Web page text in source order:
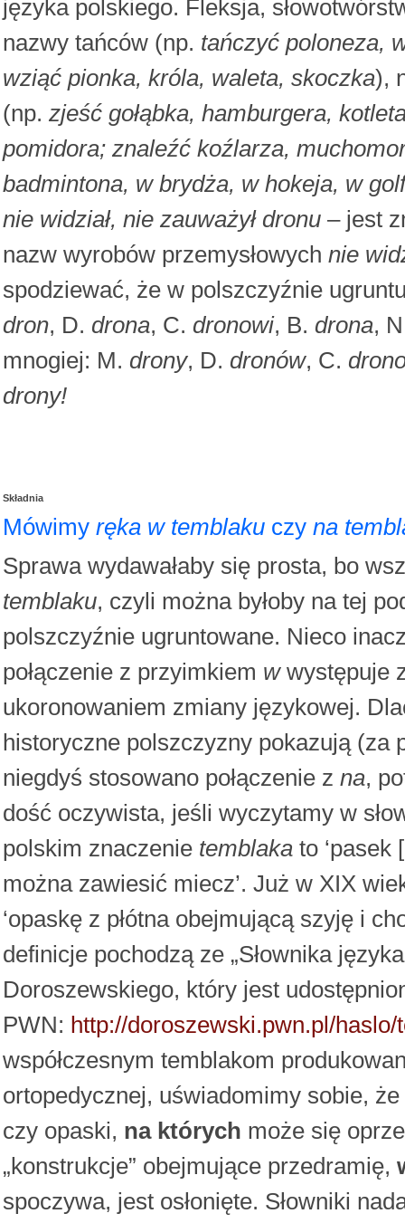
języka polskiego. Fleksja,
nazwy tańców (np. tańczyć poloneza,
wziąć pionka, króla, waleta, skoczka),
(np. zjeść gołąbka, hamburgera,
pomidora; znaleźć koźlarza,
badmintona, w brydża, w hokeja, w
nie widział, nie zauważył dronu – jest
nazw wyrobów przemysłowych nie
spodziewać, że w polszczyźnie
dron, D. drona, C. dronowi, B. drona,
mnogiej: M. drony, D. dronów, C.
drony!
Składnia
Mówimy ręka w temblaku czy na
Sprawa wydawałaby się prosta, bo
temblaku, czyli można byłoby na tej
polszczyźnie ugruntowane. Nieco
połączenie z przyimkiem wwystępuje
ukoronowaniem zmiany językowej.
historyczne polszczyzny pokazują (za
niegdyś stosowano połączenie z na,
dość oczywista, jeśli wyczytamy w
polskim znaczenie temblaka to
można zawiesić miecz’. Już w XIX
‘opaskę z płótna obejmującą szyję i
definicje pochodzą ze „Słownika
Doroszewskiego, który jest
PWN: http://doroszewski.pwn.pl/haslo/
współczesnym temblakom
ortopedycznej, uświadomimy sobie,
czy opaski, na których może się
„konstrukcje” obejmujące przedramię,
spoczywa, jest osłonięte. Słowniki